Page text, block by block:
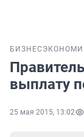
БИЗНЕС
выплату
25 мая 2015, 13:02